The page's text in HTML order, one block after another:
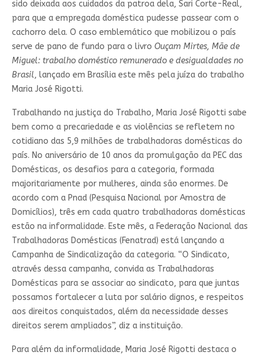
sido deixada aos cuidados da patroa dela, Sari Corte-Real,
para que a empregada doméstica pudesse passear com o
cachorro dela. O caso emblemático que mobilizou o país
serve de pano de fundo para o livro Ouçam Mirtes, Mãe de
Miguel: trabalho doméstico remunerado e desigualdades no
Brasil, lançado em Brasília este mês pela juíza do trabalho
Maria José Rigotti.
Trabalhando na justiça do Trabalho, Maria José Rigotti sabe
bem como a precariedade e as violências se refletem no
cotidiano das 5,9 milhões de trabalhadoras domésticas do
país. No aniversário de 10 anos da promulgação da PEC das
Domésticas, os desafios para a categoria, formada
majoritariamente por mulheres, ainda são enormes. De
acordo com a Pnad (Pesquisa Nacional por Amostra de
Domicílios), três em cada quatro trabalhadoras domésticas
estão na informalidade. Este mês, a Federação Nacional das
Trabalhadoras Domésticas (Fenatrad) está lançando a
Campanha de Sindicalização da categoria. “O Sindicato,
através dessa campanha, convida as Trabalhadoras
Domésticas para se associar ao sindicato, para que juntas
possamos fortalecer a luta por salário dignos, e respeitos
aos direitos conquistados, além da necessidade desses
direitos serem ampliados”, diz a instituição.
Para além da informalidade, Maria José Rigotti destaca o